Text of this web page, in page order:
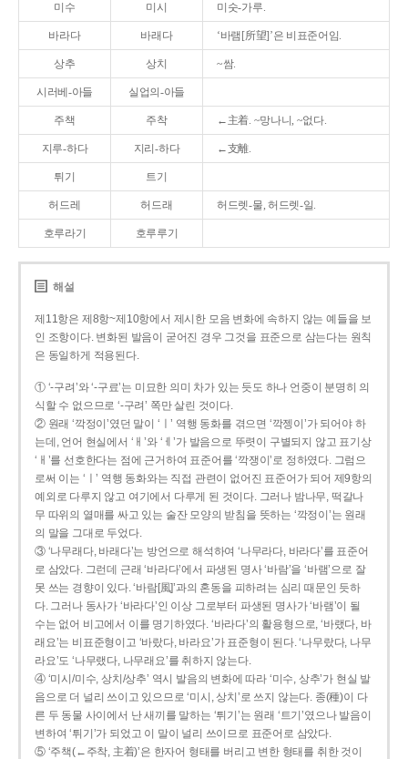
미수 미시 미숫-가루.
바라다 바래다 ‘바램[所望]’은 비표준어임.
상추 상치 ~쌈.
시러베-아들 실업의-아들
주책 주착 ←主着. ~망나니, ~없다.
지루-하다 지리-하다 ←支離.
튀기 트기
허드레 허드래 허드렛-물, 허드렛-일.
호루라기 호루루기
해설
제11항은 제8항~제10항에서 제시한 모음 변화에 속하지 않는 예들을 보
인 조항이다. 변화된 발음이 굳어진 경우 그것을 표준으로 삼는다는 원칙
은 동일하게 적용된다.
① ‘-구려’와 ‘-구료’는 미묘한 의미 차가 있는 듯도 하나 언중이 분명히 의
식할 수 없으므로 ‘-구려’ 쪽만 살린 것이다.
② 원래 ‘깍정이’였던 말이 ‘ㅣ’ 역행 동화를 겪으면 ‘깍젱이’가 되어야 하
는데, 언어 현실에서 ‘ㅐ’와 ‘ㅔ’가 발음으로 뚜렷이 구별되지 않고 표기상
‘ㅐ’를 선호한다는 점에 근거하여 표준어를 ‘깍쟁이’로 정하였다. 그럼으
로써 이는 ‘ㅣ’ 역행 동화와는 직접 관련이 없어진 표준어가 되어 제9항의
예외로 다루지 않고 여기에서 다루게 된 것이다. 그러나 밤나무, 떡갈나
무 따위의 열매를 싸고 있는 술잔 모양의 받침을 뜻하는 ‘깍정이’는 원래
의 말을 그대로 두었다.
③ ‘나무래다, 바래다’는 방언으로 해석하여 ‘나무라다, 바라다’를 표준어
로 삼았다. 그런데 근래 ‘바라다’에서 파생된 명사 ‘바람’을 ‘바램’으로 잘
못 쓰는 경향이 있다. ‘바람[風]’과의 혼동을 피하려는 심리 때문인 듯하
다. 그러나 동사가 ‘바라다’인 이상 그로부터 파생된 명사가 ‘바램’이 될
수는 없어 비고에서 이를 명기하였다. ‘바라다’의 활용형으로, ‘바랬다, 바
래요’는 비표준형이고 ‘바랐다, 바라요’가 표준형이 된다. ‘나무랐다, 나무
라요’도 ‘나무랬다, 나무래요’를 취하지 않는다.
④ ‘미시/미수, 상치/상추’ 역시 발음의 변화에 따라 ‘미수, 상추’가 현실 발
음으로 더 널리 쓰이고 있으므로 ‘미시, 상치’로 쓰지 않는다. 종(種)이 다
른 두 동물 사이에서 난 새끼를 말하는 ‘튀기’는 원래 ‘트기’였으나 발음이
변하여 ‘튀기’가 되었고 이 말이 널리 쓰이므로 표준어로 삼았다.
⑤ ‘주책(←주착, 主着)’은 한자어 형태를 버리고 변한 형태를 취한 것이